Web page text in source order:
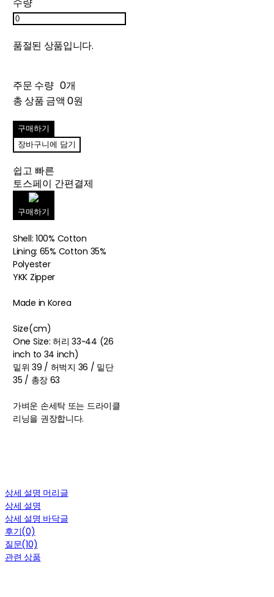
품절된 상품입니다.
주문 수량 0개
총 상품 금액 0원
구매하기
장바구니에 담기
쉽고 빠른
토스페이 간편결제
구매하기
Shell: 100% Cotton
Lining: 65% Cotton 35%
Polyester
YKK Zipper
Made in Korea
Size(cm)
One Size: 허리 33~44 (26
inch to 34 inch)
밑위 39 / 허벅지 36 / 밑단
35 / 총장 63
가벼운 손세탁 또는 드라이클
리닝을 권장합니다.
상세 설명 머리글
상세 설명
상세 설명 바닥글
후기(0)
질문(10)
관련 상품